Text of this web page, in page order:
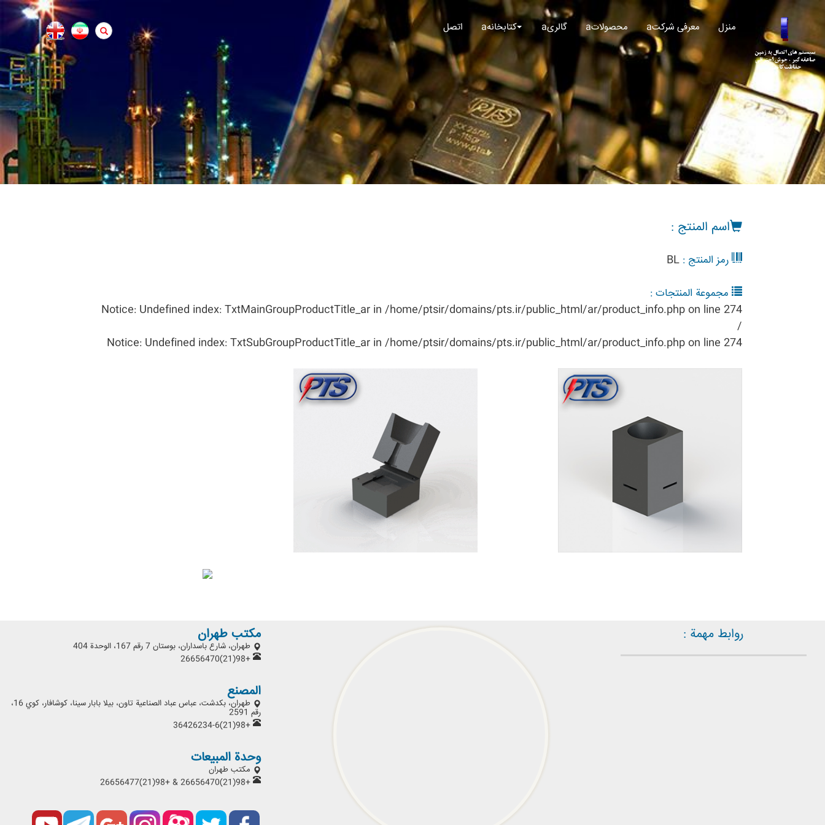
منزل aمعرفی شرکت aمحصولات aگالری aکتابخانه اتصل
اسم المنتج :
رمز المنتج : BL
مجموعة المنتجات :
Notice: Undefined index: TxtMainGroupProductTitle_ar in /home/ptsir/domains/pts.ir/public_html/ar/product_info.php on line 274
/
Notice: Undefined index: TxtSubGroupProductTitle_ar in /home/ptsir/domains/pts.ir/public_html/ar/product_info.php on line 274
روابط مهمة : مكتب طهران
طهران، شارع باسداران، بوستان 7 رقم 167، الوحدة 404
+98(21)26656470
المصنع
طهران، بكدشت، عباس عباد الصناعية تاون، بيلا بابار سينا، كوشافار، كوي 16،
رقم 2591
+98(21)36426234-6
وحدة المبيعات
مكتب طهران
+98(21)26656470 & +98(21)26656477